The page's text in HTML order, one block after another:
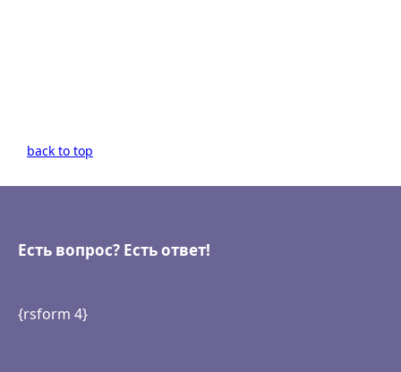
back to top
Есть вопрос? Есть ответ!
{rsform 4}